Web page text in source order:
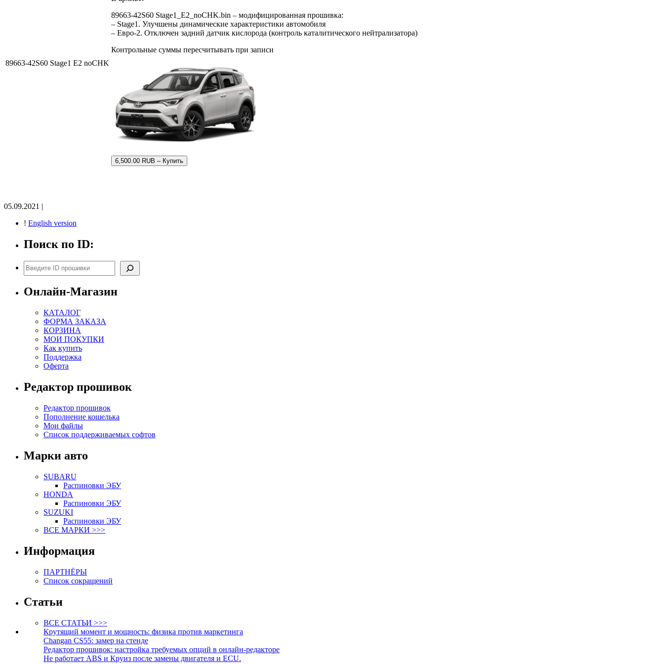
89663-42S60 Stage1 E2 noCHK
89663-42S60 Stage1_E2_noCHK.bin – модифицированная прошивка:
– Stage1. Улучшены динамические характеристики автомобиля
– Евро-2. Отключен задний датчик кислорода (контроль каталитического нейтрализатора)
Контрольные суммы пересчитывать при записи
6,500.00 RUB – Купить
05.09.2021 |
! English version
Поиск по ID:
Поиск
Онлайн-Магазин
КАТАЛОГ
ФОРМА ЗАКАЗА
КОРЗИНА
МОИ ПОКУПКИ
Как купить
Поддержка
Оферта
Редактор прошивок
Редактор прошивок
Пополнение кошелька
Мои файлы
Список поддерживаемых софтов
Марки авто
SUBARU
Распиновки ЭБУ
HONDA
Распиновки ЭБУ
SUZUKI
Распиновки ЭБУ
ВСЕ МАРКИ >>>
Информация
ПАРТНЁРЫ
Список сокращений
Статьи
ВСЕ СТАТЬИ >>>
Крутящий момент и мощность: физика против маркетинга
Changan CS55: замер на стенде
Редактор прошивок: настройка требуемых опций в онлайн-редакторе
Не работает ABS и Круиз после замены двигателя и ECU.